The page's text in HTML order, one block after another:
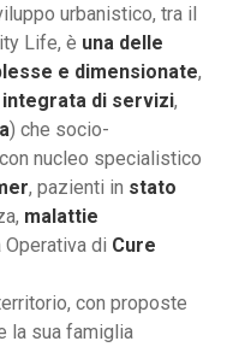
urbanistico, tra il
Life, è una delle
e dimensionate,
di servizi,
) che socio-
nucleo specialistico
, pazienti in stato
malattie
Operativa di Cure
con proposte
la sua famiglia